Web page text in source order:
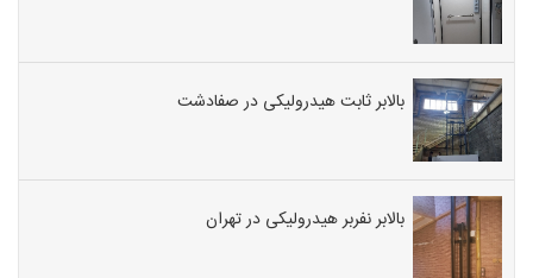
بالابر ثابت هیدرولیکی در صفادشت
بالابر نفربر هیدرولیکی در تهران